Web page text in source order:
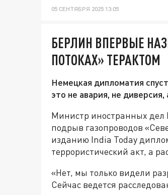
05 СЕНТЯБРЯ 2025 13:05
БЕРЛИН ВПЕРВЫЕ
ПОТОКАХ» ТЕРАКТОМ
Немецкая дипломатия
это не авария, не
Министр иностранных дел
подрыв газопроводов
изданию India Today
террористический акт, а
«Нет, мы только видели
Сейчас ведется